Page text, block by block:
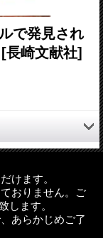
で発見され
[長崎文献社]
の名家ブラガンサ
の書籍を南島原市
ッパを結んだ少年
けます。
おりません。ご
します。
あらかじめご了